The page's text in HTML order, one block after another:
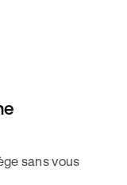
sans vous